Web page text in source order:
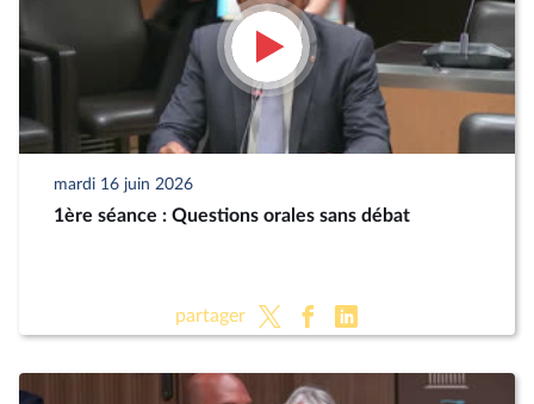
mardi 16 juin 2026
1ère séance : Questions orales sans débat
partager